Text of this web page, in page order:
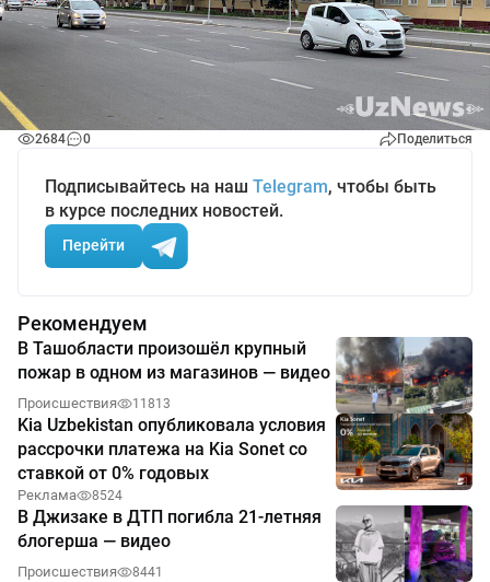
2684 0 Поделиться
Подписывайтесь на наш Telegram, чтобы быть
в курсе последних новостей.
Перейти
Рекомендуем
В Ташобласти произошёл крупный
пожар в одном из магазинов — видео
Происшествия 11813
Kia Uzbekistan опубликовала условия
рассрочки платежа на Kia Sonet со
ставкой от 0% годовых
Реклама 8524
В Джизаке в ДТП погибла 21-летняя
блогерша — видео
Происшествия 8441